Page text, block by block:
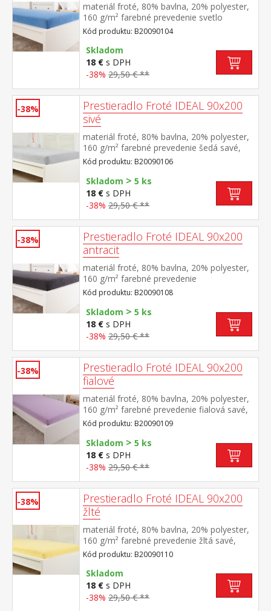
materiál froté, 80% bavlna, 20% polyester,
160 g/m² farebné prevedenie svetlo
modrá savé, odolné, stálofarebné, obšité
gumou pre matrace do výšky 25
cm prateľné do 40 °C
Kód produktu: B20090104
Skladom
18 € s DPH
-38% 29,50 € **
-38%
Prestieradlo Froté IDEAL 90x200
sivé
materiál froté, 80% bavlna, 20% polyester,
160 g/m² farebné prevedenie šedá savé,
odolné, stálofarebné, obšité gumou pre
matrace do výšky 25 cm prateľné do 40 °C
Kód produktu: B20090106
Skladom > 5 ks
18 € s DPH
-38% 29,50 € **
-38%
Prestieradlo Froté IDEAL 90x200
antracit
materiál froté, 80% bavlna, 20% polyester,
160 g/m² farebné prevedenie
antracitová savé, odolné, stálofarebné,
obšité gumou pre matrace do výšky 25
cm prateľné do 40 °C
Kód produktu: B20090108
Skladom > 5 ks
18 € s DPH
-38% 29,50 € **
-38%
Prestieradlo Froté IDEAL 90x200
fialové
materiál froté, 80% bavlna, 20% polyester,
160 g/m² farebné prevedenie fialová savé,
odolné, stálofarebné, obšité gumou pre
matrace do výšky 25 cm prateľné do 40 °C
Kód produktu: B20090109
Skladom > 5 ks
18 € s DPH
-38% 29,50 € **
-38%
Prestieradlo Froté IDEAL 90x200
žlté
materiál froté, 80% bavlna, 20% polyester,
160 g/m² farebné prevedenie žltá savé,
odolné, stálofarebné, obšité gumou pre
matrace do výšky 25 cm prateľné do 40 °C
Kód produktu: B20090110
Skladom
18 € s DPH
-38% 29,50 € **